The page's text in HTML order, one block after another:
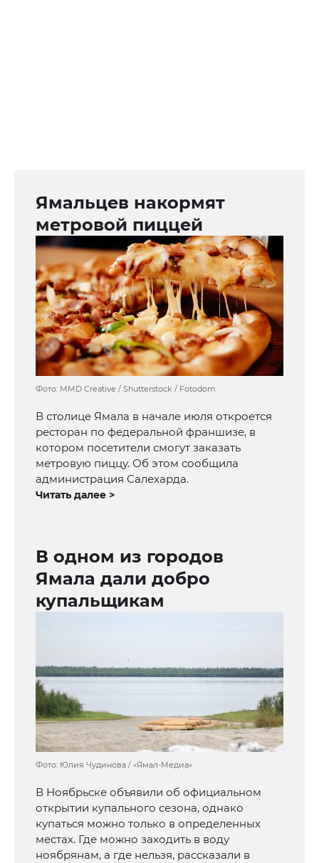
Ямальцев накормят
метровой пиццей
Фото: MMD Creative / Shutterstock / Fotodom
В столице Ямала в начале июля откроется
ресторан по федеральной франшизе, в
котором посетители смогут заказать
метровую пиццу. Об этом сообщила
администрация Салехарда.
Читать далее >
В одном из городов
Ямала дали добро
купальщикам
Фото: Юлия Чудинова / «Ямал-Медиа»
В Ноябрьске объявили об официальном
открытии купального сезона, однако
купаться можно только в определенных
местах. Где можно заходить в воду
ноябрянам, а где нельзя, рассказали в